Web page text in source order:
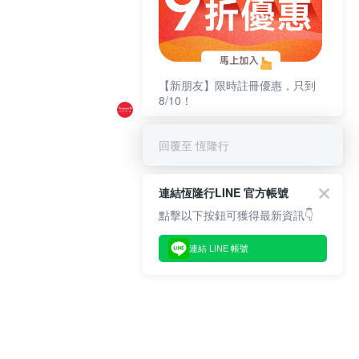
【新朋友】限時註冊優惠，只到
8/10！
回覆至 恆隆行
連結恆隆行LINE 官方帳號
點擊以下按鈕可獲得最新資訊👇
連結 LINE 帳號